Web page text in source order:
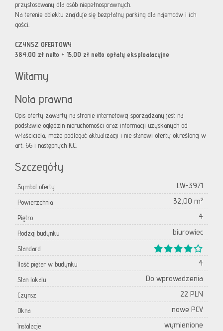
przystosowany dla osób niepełnosprawnych.
Na terenie obiektu znajduje się bezpłatny parking dla najemców i ich
gości.
CZYNSZ OFERTOWY
384,00 zł netto + 15,00 zł netto opłaty eksploatacyjne
Witamy
Nota prawna
Opis oferty zawarty na stronie internetowej sporządzany jest na
podstawie oględzin nieruchomości oraz informacji uzyskanych od
właściciela, może podlegać aktualizacji i nie stanowi oferty określonej w
art. 66 i następnych K.C.
Szczegóły
Symbol oferty LW-3971
Powierzchnia 32,00 m²
Piętro 4
Rodzaj budynku biurowiec
Standard
Ilość pięter w budynku
4
Stan lokalu Do wprowadzenia
Czynsz 22 PLN
Okna nowe PCV
Instalacje wymienione